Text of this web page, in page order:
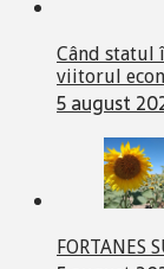
5 august
5 august